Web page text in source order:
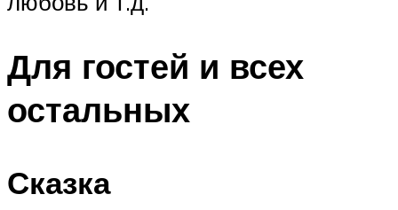
Для гостей и всех
остальных
Сказка